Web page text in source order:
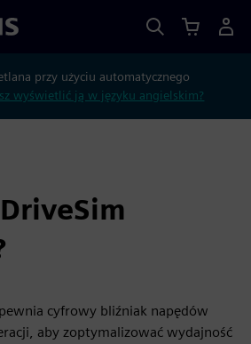
przy użyciu automatycznego
wyświetlić ją w języku angielskim?
cyfrowy bliźniak napędów
aby zoptymalizować wydajność